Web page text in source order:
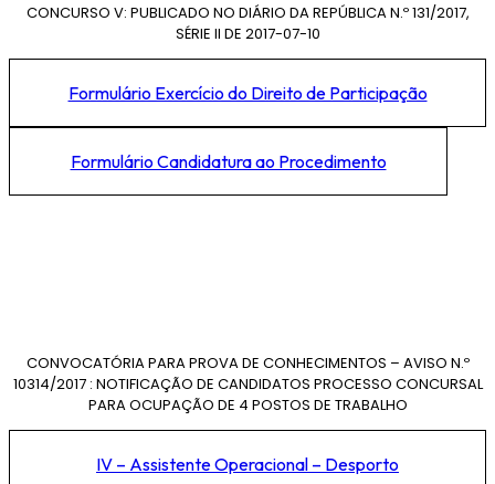
CONCURSO V: PUBLICADO NO DIÁRIO DA REPÚBLICA N.º 131/2017,
SÉRIE II DE 2017-07-10
Formulário Exercício do Direito de Participação
Formulário Candidatura ao Procedimento
CONVOCATÓRIA PARA PROVA DE CONHECIMENTOS – AVISO N.º
10314/2017 : NOTIFICAÇÃO DE CANDIDATOS PROCESSO CONCURSAL
PARA OCUPAÇÃO DE 4 POSTOS DE TRABALHO
IV – Assistente Operacional – Desporto